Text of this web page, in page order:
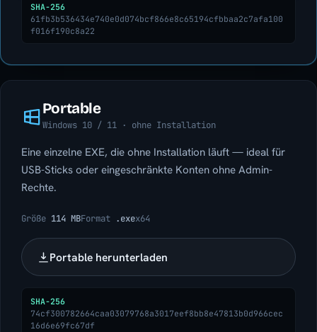
SHA-256
61fb3b536434e740e0d074bcf866e8c65194cfbbaa2c7afa100
f016f190c8a22
Portable
Windows 10 / 11 · ohne Installation
Eine einzelne EXE, die ohne Installation läuft — ideal für
USB-Sticks oder eingeschränkte Konten ohne Admin-
Rechte.
Größe 114 MBFormat .exex64
Portable herunterladen
SHA-256
74cf300782664caa03079768a3017eef8bb8e47813b0d966cec
16d6e69fc67df